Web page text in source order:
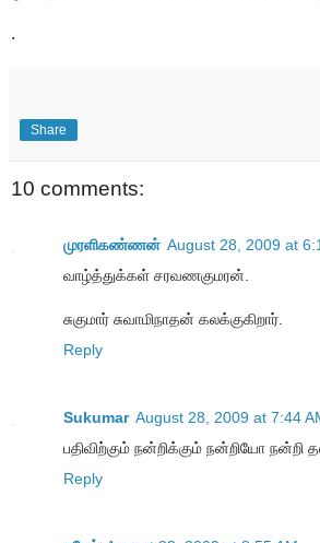
.
Share
10 comments:
முரளிகண்ணன் August 28, 2009 at
வாழ்த்துக்கள் சரவணகுமரன்.
சுகுமார் சுவாமிநாதன் கலக்குகிறார்.
Reply
Sukumar August 28, 2009 at 7:44
பதிவிற்கும் நன்றிக்கும் நன்றியோ நன்றி
Reply